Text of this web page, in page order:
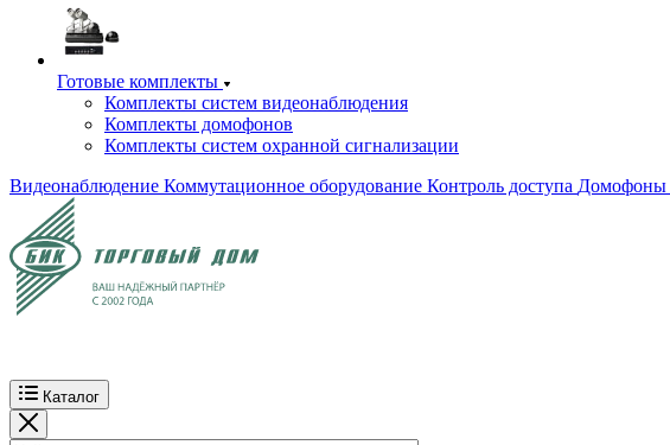
Готовые комплекты
Комплекты систем видеонаблюдения
Комплекты домофонов
Комплекты систем охранной сигнализации
Видеонаблюдение Коммутационное оборудование Контроль доступа Домофоны
Каталог